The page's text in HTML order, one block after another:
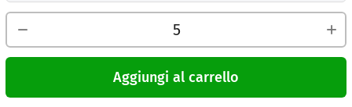
Aggiungi al carrello